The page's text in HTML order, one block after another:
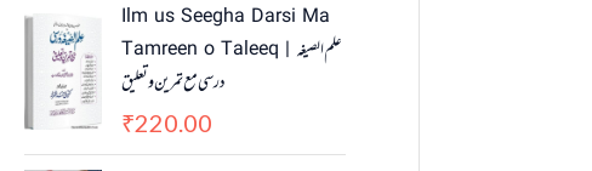
Ilm us Seegha Darsi Ma
Tamreen o Taleeq | علم الصیغہ
درسی مع تمرین و تعلیق
₹220.00